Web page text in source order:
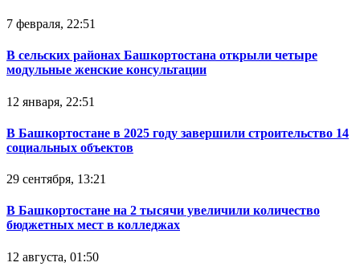
7 февраля, 22:51
В сельских районах Башкортостана открыли четыре
модульные женские консультации
12 января, 22:51
В Башкортостане в 2025 году завершили строительство 14
социальных объектов
29 сентября, 13:21
В Башкортостане на 2 тысячи увеличили количество
бюджетных мест в колледжах
12 августа, 01:50